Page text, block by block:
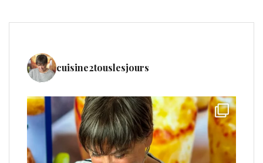
cuisine2touslesjours